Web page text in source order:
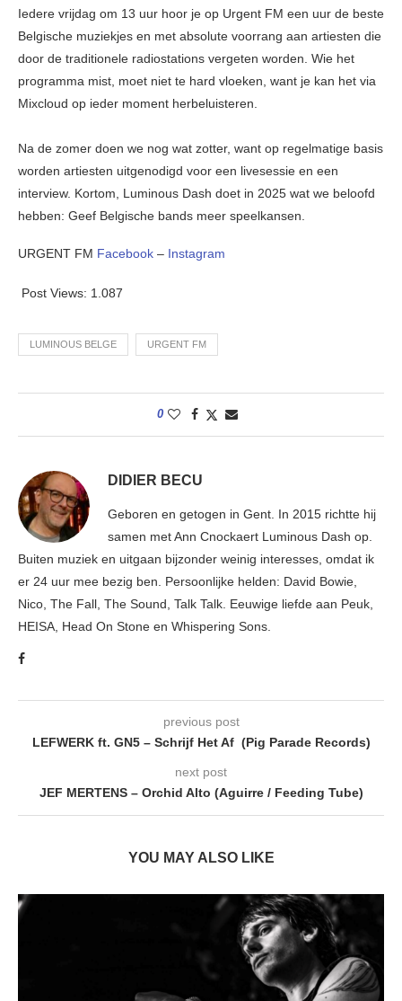
Iedere vrijdag om 13 uur hoor je op Urgent FM een uur de beste
Belgische muziekjes en met absolute voorrang aan artiesten die
door de traditionele radiostations vergeten worden. Wie het
programma mist, moet niet te hard vloeken, want je kan het via
Mixcloud op ieder moment herbeluisteren.
Na de zomer doen we nog wat zotter, want op regelmatige basis
worden artiesten uitgenodigd voor een livesessie en een
interview. Kortom, Luminous Dash doet in 2025 wat we beloofd
hebben: Geef Belgische bands meer speelkansen.
URGENT FM Facebook – Instagram
Post Views: 1.087
LUMINOUS BELGE URGENT FM
0
DIDIER BECU
Geboren en getogen in Gent. In 2015 richtte hij
samen met Ann Cnockaert Luminous Dash op.
Buiten muziek en uitgaan bijzonder weinig interesses, omdat ik
er 24 uur mee bezig ben. Persoonlijke helden: David Bowie,
Nico, The Fall, The Sound, Talk Talk. Eeuwige liefde aan Peuk,
HEISA, Head On Stone en Whispering Sons.
previous post
LEFWERK ft. GN5 – Schrijf Het Af (Pig Parade Records)
next post
JEF MERTENS – Orchid Alto (Aguirre / Feeding Tube)
YOU MAY ALSO LIKE